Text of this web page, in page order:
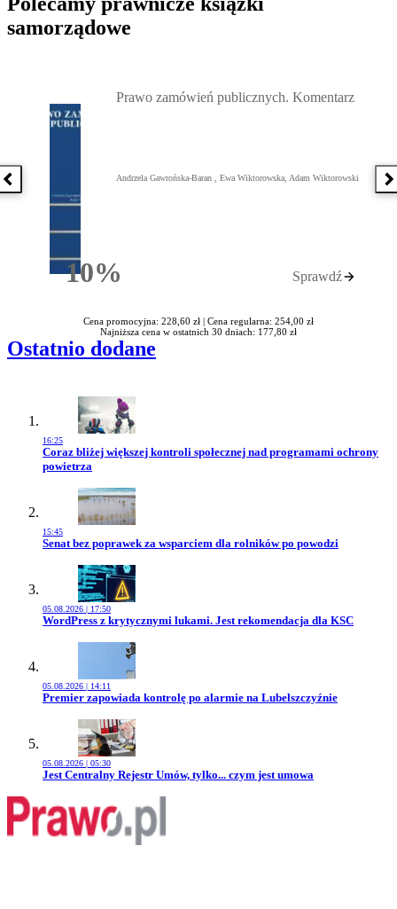
samorządowe
Poprzednia książka
10%Rabatu
Prawo zamówień publicznych. Komentarz
Andrzela Gawrońska-Baran , Ewa Wiktorowska, Adam Wiktorowski
Sprawdź
Cena promocyjna: 228,60 zł | Cena regularna: 254,00 zł
Najniższa cena w ostatnich 30 dniach: 177,80 zł
Ostatnio dodane
16:25
Przejdź do artykułu:
Coraz bliżej większej kontroli społecznej nad programami ochrony
powietrza
15:45
Przejdź do artykułu:
Senat bez poprawek za wsparciem dla rolników po powodzi
05.08.2026 | 17:50
Przejdź do artykułu:
WordPress z krytycznymi lukami. Jest rekomendacja dla KSC
05.08.2026 | 14:11
Przejdź do artykułu:
Premier zapowiada kontrolę po alarmie na Lubelszczyźnie
05.08.2026 | 05:30
Przejdź do artykułu:
Jest Centralny Rejestr Umów, tylko... czym jest umowa